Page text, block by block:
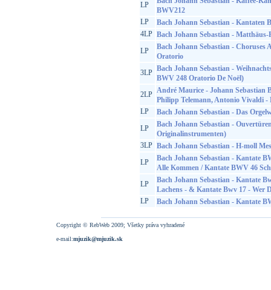
LP
BWV212
LP
Bach Johann Sebastian - Kantaten
4LP Bach Johann Sebastian - Matthäus-
LP
Bach Johann Sebastian - Choruses
Oratorio
3LP Bach Johann Sebastian -
BWV 248 Oratorio De Noël)
2LP André Maurice - Johann Sebastian
Philipp Telemann, Antonio Vivaldi -
LP
Bach Johann Sebastian - Das
LP
Bach Johann Sebastian -
Originalinstrumenten)
3LP Bach Johann Sebastian - H-moll
LP
Bach Johann Sebastian - Kantate
Alle Kommen / Kantate BWV 46
LP
Bach Johann Sebastian - Kantate
Lachens - & Kantate Bwv 17 - Wer
LP
Bach Johann Sebastian - Kantate
Copyright © RebWeb 2009; Všetky práva vyhradené
e-mail:mjuzik@mjuzik.sk